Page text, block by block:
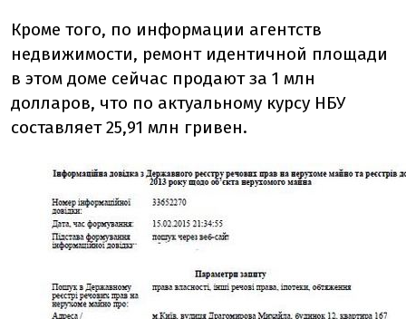
Кроме того, по информации агентств
недвижимости, ремонт идентичной площади
в этом доме сейчас продают за 1 млн
долларов, что по актуальному курсу НБУ
составляет 25,91 млн гривен.